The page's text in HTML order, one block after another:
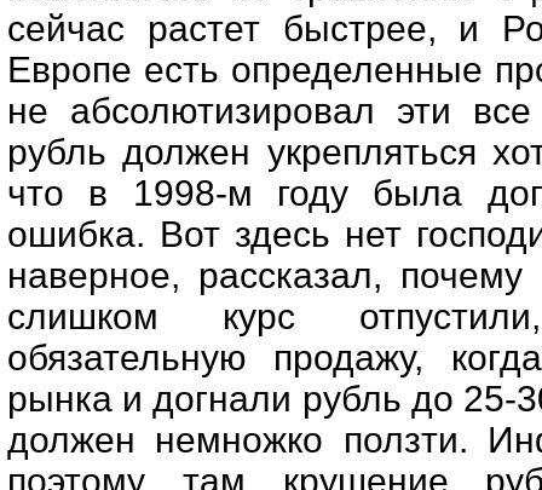
сейчас растет быстрее, и
Европе есть определенные
не абсолютизировал эти
рубль должен укрепляться
что в 1998-м году была
ошибка. Вот здесь нет
наверное, рассказал,
слишком курс
обязательную продажу,
рынка и догнали рубль до 25-
должен немножко ползти.
поэтому там крушение